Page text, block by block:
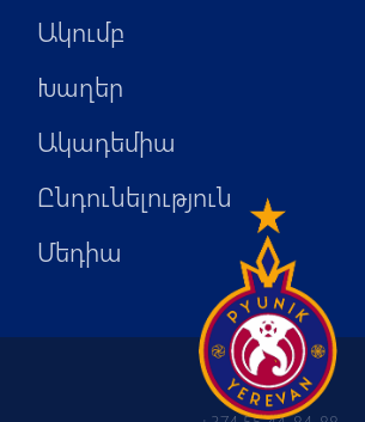
Ակումբ
Խաղեր
Ակադեմիա
Ընդունելություն
Մեդիա